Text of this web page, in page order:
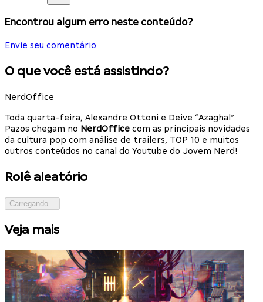
Encontrou algum erro neste conteúdo?
Envie seu comentário
O que você está assistindo?
NerdOffice
Toda quarta-feira, Alexandre Ottoni e Deive “Azaghal”
Pazos chegam no NerdOffice com as principais novidades
da cultura pop com análise de trailers, TOP 10 e muitos
outros conteúdos no canal do Youtube do Jovem Nerd!
Rolê aleatório
Carregando...
Veja mais